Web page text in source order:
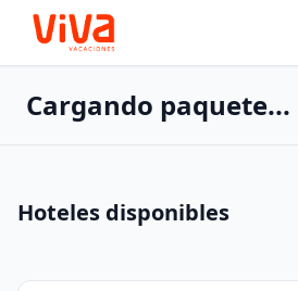
Cargando paquete...
Hoteles disponibles